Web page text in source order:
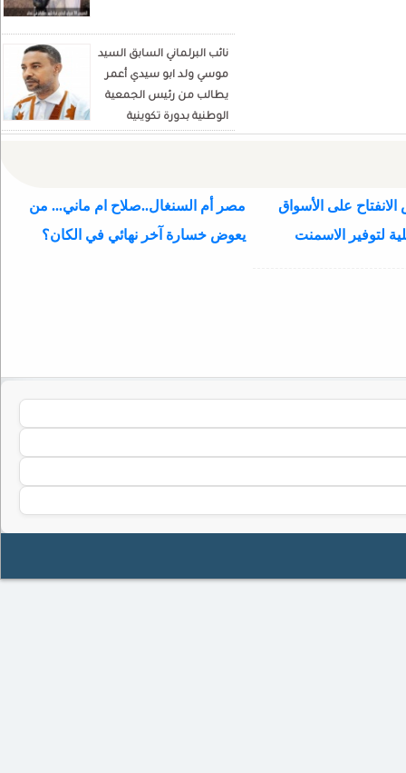
نائب البرلماني السابق السيد
موسي ولد ابو سيدي أعمر
يطالب من رئيس الجمعية
الوطنية بدورة تكوينية
للنواب الجديد
على الأسواق
لتوفير الاسمنت
مصر أم السنغال..صلاح ام ماني... من
يعوض خسارة آخر نهائي في الكان؟